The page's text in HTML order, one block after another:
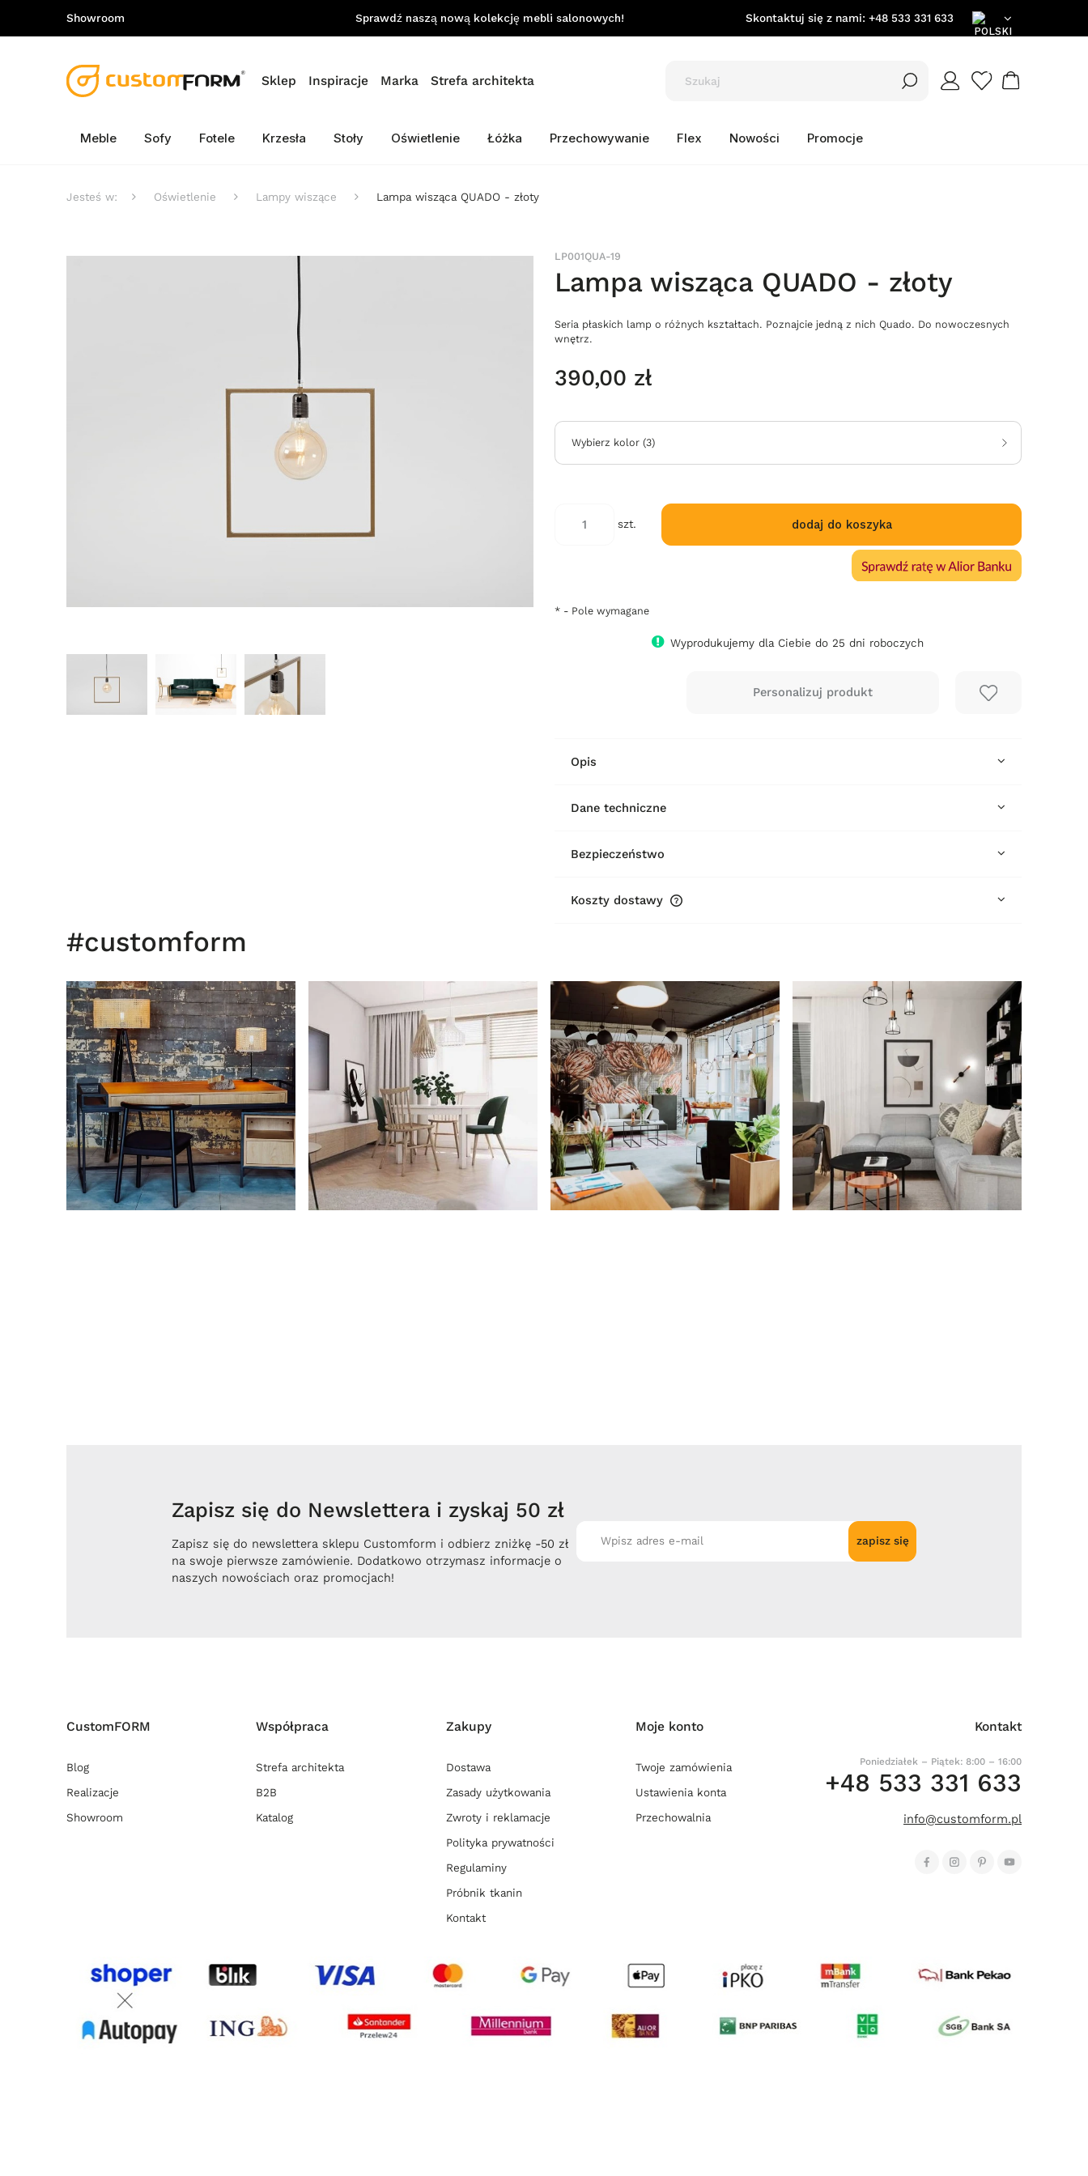
EN
PL
Showroom Sprawdź naszą nową kolekcję mebli salonowych! Skontaktuj się z nami: +48 533 331 633
Sklep Inspiracje Marka Strefa architekta
Meble Sofy Fotele Krzesła Stoły Oświetlenie Łóżka Przechowywanie Flex Nowości Promocje
Jesteś w: Oświetlenie Lampy wiszące Lampa wisząca QUADO - złoty
LP001QUA-19
Lampa wisząca QUADO - złoty
Seria płaskich lamp o różnych kształtach. Poznajcie jedną z nich Quado. Do nowoczesnych
wnętrz.
390,00 zł
Wybierz kolor (3)
szt. dodaj do koszyka
*- Pole wymagane
Wyprodukujemy dla Ciebie do 25 dni roboczych
Opis
Dane techniczne
Bezpieczeństwo
Koszty dostawy
#customform
Zapisz się do Newslettera i zyskaj 50 zł
Zapisz się do newslettera sklepu Customform i odbierz zniżkę -50 zł
na swoje pierwsze zamówienie. Dodatkowo otrzymasz informacje o
naszych nowościach oraz promocjach!
zapisz się
CustomFORM
Blog
Realizacje
Showroom
Współpraca
Strefa architekta
B2B
Katalog
Zakupy
Dostawa
Zasady użytkowania
Zwroty i reklamacje
Polityka prywatności
Regulaminy
Próbnik tkanin
Kontakt
Moje konto
Twoje zamówienia
Ustawienia konta
Przechowalnia
Kontakt
Poniedziałek – Piątek: 8:00 – 16:00
+48 533 331 633
info@customform.pl